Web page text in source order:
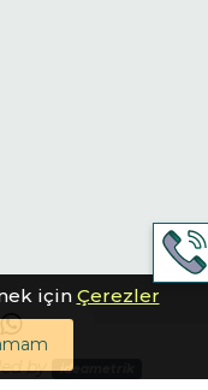
by ideametrik
için Çerezler